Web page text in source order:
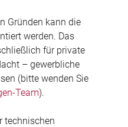
Gründen kann die
werden. Das
für private
– gewerbliche
(bitte wenden Sie
Team).
technischen